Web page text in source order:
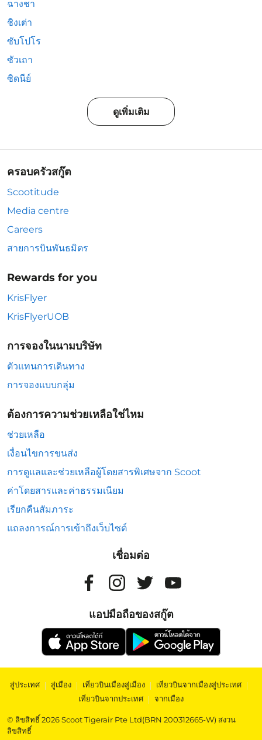
ฉางชา
ชิงเต่า
ซับโปโร
ซัวเถา
ซิดนีย์
ดูเพิ่มเติม
ครอบครัวสกู๊ต
Scootitude
Media centre
Careers
สายการบินพันธมิตร
Rewards for you
KrisFlyer
KrisFlyerUOB
การจองในนามบริษัท
ตัวแทนการเดินทาง
การจองแบบกลุ่ม
ต้องการความช่วยเหลือใช่ไหม
ช่วยเหลือ
เงื่อนไขการขนส่ง
การดูแลและช่วยเหลือผู้โดยสารพิเศษจาก Scoot
ค่าโดยสารและค่าธรรมเนียม
เรียกคืนสัมภาระ
แถลงการณ์การเข้าถึงเว็บไซต์
เชื่อมต่อ
แอปมือถือของสกู๊ต
สู่ประเทศ | สู่เมือง | เที่ยวบินเมืองสู่เมือง | เที่ยวบินจากเมืองสู่ประเทศ |
เที่ยวบินจากประเทศ | จากเมือง
© ลิขสิทธิ์ 2026 Scoot Tigerair Pte Ltd(BRN 200312665-W) สงวน
ลิขสิทธิ์